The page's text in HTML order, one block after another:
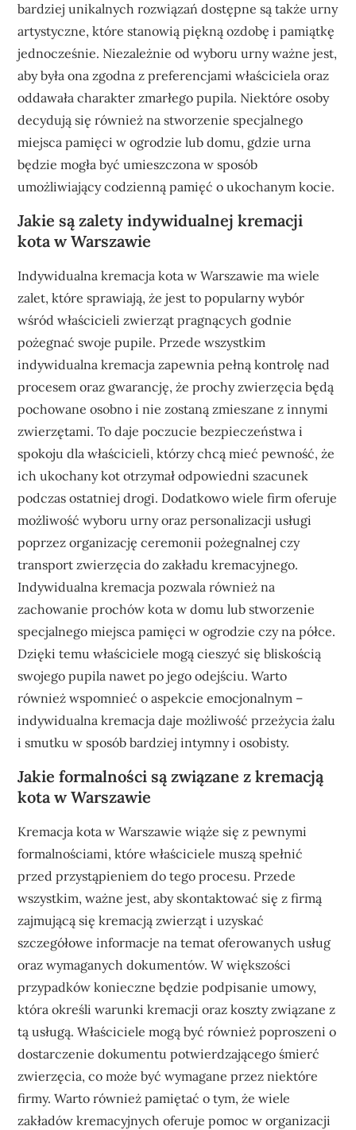
bardziej unikalnych rozwiązań dostępne są także urny
artystyczne, które stanowią piękną ozdobę i pamiątkę
jednocześnie. Niezależnie od wyboru urny ważne jest,
aby była ona zgodna z preferencjami właściciela oraz
oddawała charakter zmarłego pupila. Niektóre osoby
decydują się również na stworzenie specjalnego
miejsca pamięci w ogrodzie lub domu, gdzie urna
będzie mogła być umieszczona w sposób
umożliwiający codzienną pamięć o ukochanym kocie.
Jakie są zalety indywidualnej kremacji
kota w Warszawie
Indywidualna kremacja kota w Warszawie ma wiele
zalet, które sprawiają, że jest to popularny wybór
wśród właścicieli zwierząt pragnących godnie
pożegnać swoje pupile. Przede wszystkim
indywidualna kremacja zapewnia pełną kontrolę nad
procesem oraz gwarancję, że prochy zwierzęcia będą
pochowane osobno i nie zostaną zmieszane z innymi
zwierzętami. To daje poczucie bezpieczeństwa i
spokoju dla właścicieli, którzy chcą mieć pewność, że
ich ukochany kot otrzymał odpowiedni szacunek
podczas ostatniej drogi. Dodatkowo wiele firm oferuje
możliwość wyboru urny oraz personalizacji usługi
poprzez organizację ceremonii pożegnalnej czy
transport zwierzęcia do zakładu kremacyjnego.
Indywidualna kremacja pozwala również na
zachowanie prochów kota w domu lub stworzenie
specjalnego miejsca pamięci w ogrodzie czy na półce.
Dzięki temu właściciele mogą cieszyć się bliskością
swojego pupila nawet po jego odejściu. Warto
również wspomnieć o aspekcie emocjonalnym –
indywidualna kremacja daje możliwość przeżycia żalu
i smutku w sposób bardziej intymny i osobisty.
Jakie formalności są związane z kremacją
kota w Warszawie
Kremacja kota w Warszawie wiąże się z pewnymi
formalnościami, które właściciele muszą spełnić
przed przystąpieniem do tego procesu. Przede
wszystkim, ważne jest, aby skontaktować się z firmą
zajmującą się kremacją zwierząt i uzyskać
szczegółowe informacje na temat oferowanych usług
oraz wymaganych dokumentów. W większości
przypadków konieczne będzie podpisanie umowy,
która określi warunki kremacji oraz koszty związane z
tą usługą. Właściciele mogą być również poproszeni o
dostarczenie dokumentu potwierdzającego śmierć
zwierzęcia, co może być wymagane przez niektóre
firmy. Warto również pamiętać o tym, że wiele
zakładów kremacyjnych oferuje pomoc w organizacji